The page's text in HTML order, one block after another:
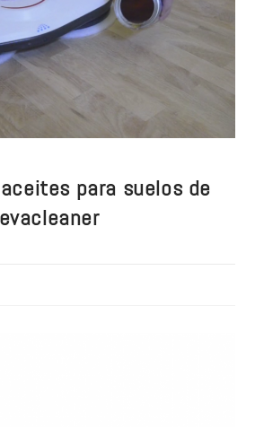
para suelos de